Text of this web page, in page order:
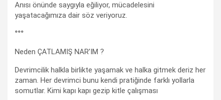
Anısı önünde saygıyla eğiliyor, mücadelesini
yaşatacağımıza dair söz veriyoruz.
°°°
Neden ÇATLAMIŞ NAR’IM ?
Devrimcilik halkla birlikte yaşamak ve halka gitmek deriz her
zaman. Her devrimci bunu kendi pratiğinde farklı yollarla
somutlar. Kimi kapı kapı gezip kitle çalışması